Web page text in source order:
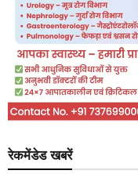
रेकमेंडेड खबरें